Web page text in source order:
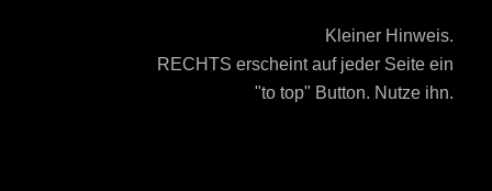
Kleiner Hinweis.
RECHTS erscheint auf jeder Seite ein
"to top" Button. Nutze ihn.